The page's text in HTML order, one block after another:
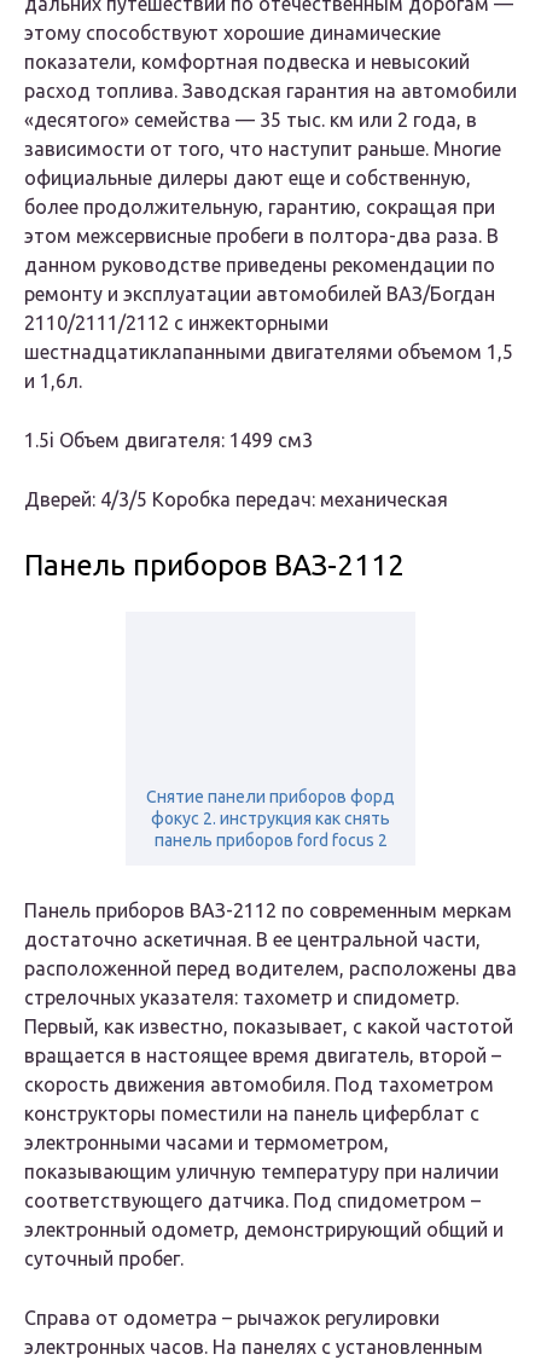
этому способствуют хорошие динамические
показатели, комфортная подвеска и невысокий
расход топлива. Заводская гарантия на автомобили
«десятого» семейства — 35 тыс. км или 2 года, в
зависимости от того, что наступит раньше. Многие
официальные дилеры дают еще и собственную,
более продолжительную, гарантию, сокращая при
этом межсервисные пробеги в полтора-два раза. В
данном руководстве приведены рекомендации по
ремонту и эксплуатации автомобилей ВАЗ/Богдан
2110/2111/2112 с инжекторными
шестнадцатиклапанными двигателями объемом 1,5
и 1,6л.
1.5i Объем двигателя: 1499 см3
Дверей: 4/3/5 Коробка передач: механическая
Панель приборов ВАЗ-2112
Снятие панели приборов форд
фокус 2. инструкция как снять
панель приборов ford focus 2
Панель приборов ВАЗ-2112 по современным меркам
достаточно аскетичная. В ее центральной части,
расположенной перед водителем, расположены два
стрелочных указателя: тахометр и спидометр.
Первый, как известно, показывает, с какой частотой
вращается в настоящее время двигатель, второй –
скорость движения автомобиля. Под тахометром
конструкторы поместили на панель циферблат с
электронными часами и термометром,
показывающим уличную температуру при наличии
соответствующего датчика. Под спидометром –
электронный одометр, демонстрирующий общий и
суточный пробег.
Справа от одометра – рычажок регулировки
электронных часов. На панелях с установленным